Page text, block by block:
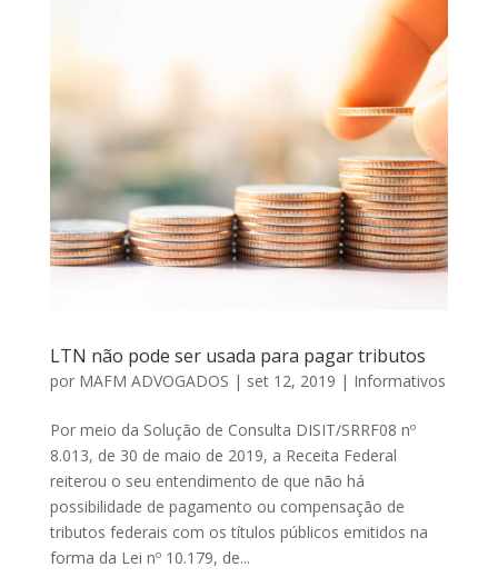
LTN não pode ser usada para pagar tributos
por MAFM ADVOGADOS | set 12, 2019 | Informativos
Por meio da Solução de Consulta DISIT/SRRF08 nº
8.013, de 30 de maio de 2019, a Receita Federal
reiterou o seu entendimento de que não há
possibilidade de pagamento ou compensação de
tributos federais com os títulos públicos emitidos na
forma da Lei nº 10.179, de...